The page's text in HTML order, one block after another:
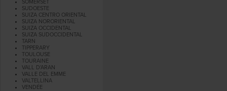
SOMERSET
SUDOESTE
SUIZA CENTRO ORIENTAL
SUIZA NORORIENTAL
SUIZA OCCIDENTAL
SUIZA SUDOCCIDENTAL
TARN
TIPPERARY
TOULOUSE
TOURAINE
VALL D'ARAN
VALLE DEL EMME
VALTELLINA
VENDÉE